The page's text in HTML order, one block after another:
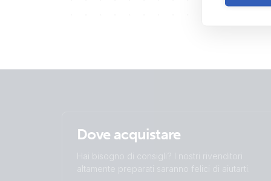
Dove acquistare
Hai bisogno di consigli? I nostri rivenditori
altamente preparati saranno felici di aiutarti.